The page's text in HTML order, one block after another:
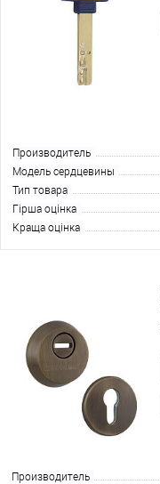
Производитель
Модель сердцевины
Тип товара
Гірша оцінка
Краща оцінка
Производитель